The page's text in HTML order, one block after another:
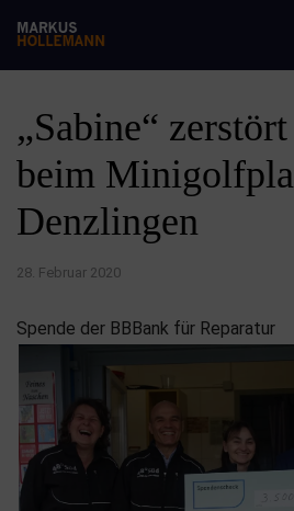
„Sabine“
beim
Denzlingen
28. Februar 2020
Spende der BBBank für Reparatur